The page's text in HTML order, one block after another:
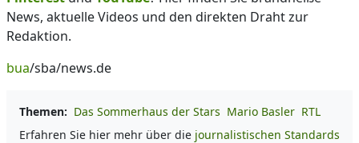
News, aktuelle Videos und den direkten Draht zur
Redaktion.
bua/sba/news.de
Themen: Das Sommerhaus der Stars Mario Basler RTL
Erfahren Sie hier mehr über die journalistischen Standards